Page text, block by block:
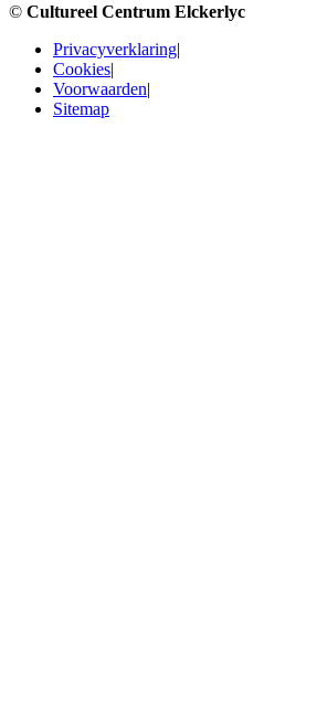
© Cultureel Centrum Elckerlyc
Privacyverklaring|
Cookies|
Voorwaarden|
Sitemap